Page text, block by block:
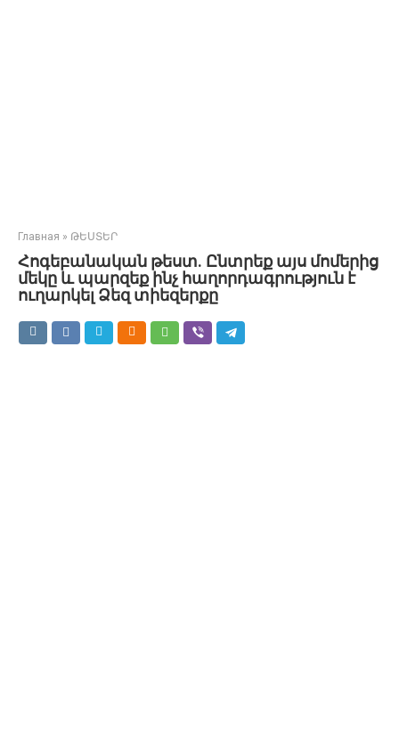
Главная » ԹԵՍՏԵՐ
Հոգեբանական թեստ. Ընտրեք այս մոմերից
մեկը և պարզեք ինչ հաղորդագրություն է
ուղարկել Ձեզ տիեզերքը